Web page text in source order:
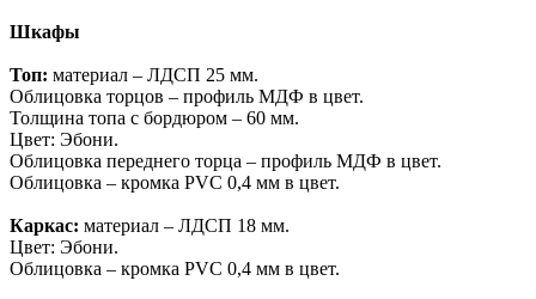
Шкафы
Топ: материал – ЛДСП 25 мм.
Облицовка торцов – профиль МДФ в цвет.
Толщина топа с бордюром – 60 мм.
Цвет: Эбони.
Облицовка переднего торца – профиль МДФ в цвет.
Облицовка – кромка PVC 0,4 мм в цвет.
Каркас: материал – ЛДСП 18 мм.
Цвет: Эбони.
Облицовка – кромка PVC 0,4 мм в цвет.